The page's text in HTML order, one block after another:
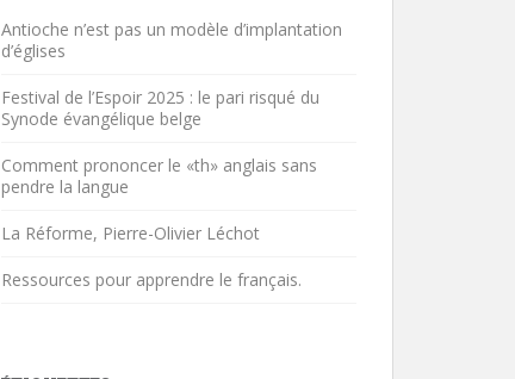
Antioche n’est pas un modèle d’implantation
d’églises
Festival de l’Espoir 2025 : le pari risqué du
Synode évangélique belge
Comment prononcer le «th» anglais sans
pendre la langue
La Réforme, Pierre-Olivier Léchot
Ressources pour apprendre le français.